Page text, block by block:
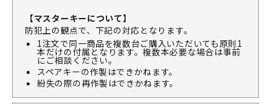
【マスターキーについて】
防犯上の観点で、下記の対応となります。
1注文で同一商品を複数台ご購入いただいても原則1
本だけの付属となります。複数本必要な場合は事前
にご相談ください。
スペアキーの作製はできかねます。
紛失の際の再作製はできかねます。